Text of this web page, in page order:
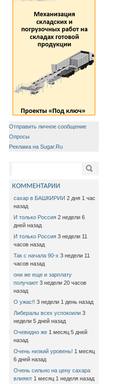
Отправить личное сообщение
Опросы
Реклама на Sugar.Ru
Поиск
КОММЕНТАРИИ
сахар в БАШКИРИИ 2 дня 1 час
назад
И только Россия 2 недели 6
дней назад
И только Россия 3 недели 11
часов назад
Так с начала 90-х 3 недели 11
часов назад
они же еще и зарплату
получают 3 недели 20 часов
назад
О ужас!! 3 недели 1 день назад
Либералы всех успокоили 3
недели 5 дней назад
Очевидно же 1 месяц 5 дней
назад
Очень низкий уровень! 1 месяц
6 дней назад
Очень сильно на цену сахара
влияют 1 месяц 1 неделя назад